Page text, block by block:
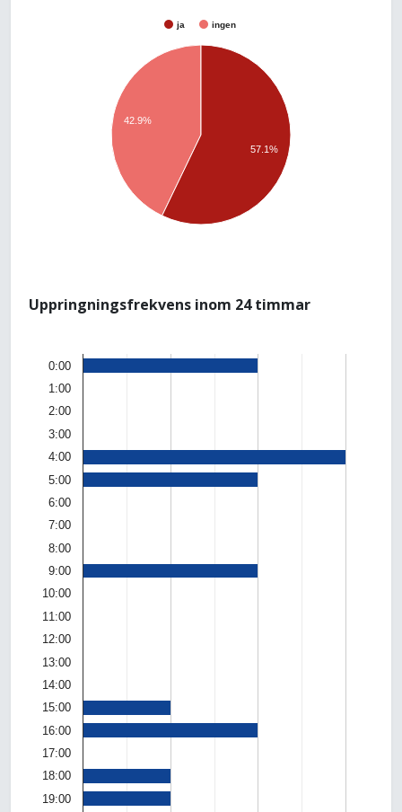
ja ingen
42.9%
57.1%
Uppringningsfrekvens inom 24 timmar
0:00
1:00
2:00
3:00
4:00
5:00
6:00
7:00
8:00
9:00
10:00
11:00
12:00
13:00
14:00
15:00
16:00
17:00
18:00
19:00